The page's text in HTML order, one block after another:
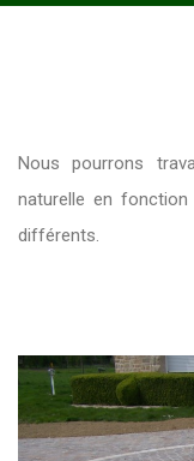
Nous pourrons
naturelle en
différents.